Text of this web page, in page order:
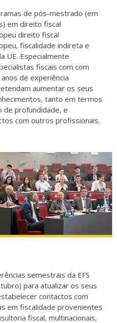
de pós-mestrado (em
em direito fiscal
direito fiscal
fiscalidade indireta e
UE. Especialmente
fiscais com com
de experiência
aumentar os seus
tanto em termos
de profundidade, e
com outros profissionais.
semestrais da EFS
para atualizar os seus
contactos com
em fiscalidade provenientes
fiscal, multinacionais,